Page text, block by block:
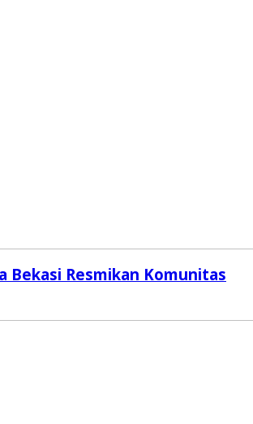
Bekasi Resmikan Komunitas